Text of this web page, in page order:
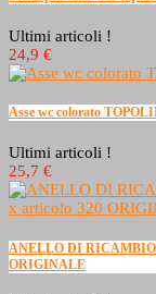
Ultimi articoli !
24,9 €
Asse wc colorato
Ultimi articoli !
25,7 €
ANELLO DI RICAMBIO
ORIGINALE